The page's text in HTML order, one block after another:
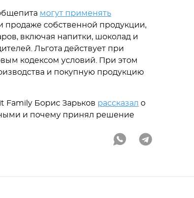
могут применять
продаже собственной продукции,
включая напитки, шоколад и
Льгота действует при
кодексом условий. При этом
и покупную продукцию
Family ​Борис Зарьков рассказал о
и почему принял решение